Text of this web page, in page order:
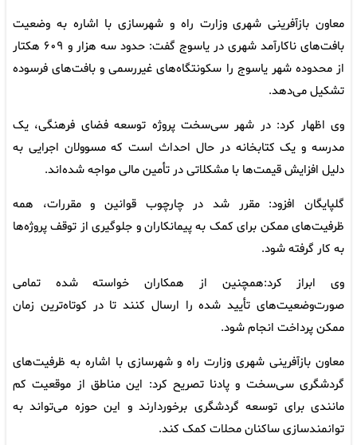
معاون بازآفرینی شهری وزارت راه و شهرسازی با اشاره به وضعیت
بافت‌های ناکارآمد شهری در یاسوج گفت: حدود سه هزار و ۶۰۹ هکتار
از محدوده شهر یاسوج را سکونتگاه‌های غیررسمی و بافت‌های فرسوده
تشکیل می‌دهد.
وی اظهار کرد: در شهر سی‌سخت پروژه توسعه فضای فرهنگی، یک
مدرسه و یک کتابخانه در حال احداث است که مسوولان اجرایی به
دلیل افزایش قیمت‌ها با مشکلاتی در تأمین مالی مواجه شده‌اند.
گلپایگان افزود: مقرر شد در چارچوب قوانین و مقررات، همه
ظرفیت‌های ممکن برای کمک به پیمانکاران و جلوگیری از توقف پروژه‌ها
به کار گرفته شود.
وی ابراز کرد:همچنین از همکاران خواسته شده تمامی
صورت‌وضعیت‌های تأیید شده را ارسال کنند تا در کوتاه‌ترین زمان
ممکن پرداخت انجام شود.
معاون بازآفرینی شهری وزارت راه و شهرسازی با اشاره به ظرفیت‌های
گردشگری سی‌سخت و پادنا تصریح کرد: این مناطق از موقعیت کم
مانندی برای توسعه گردشگری برخوردارند و این حوزه می‌تواند به
توانمندسازی ساکنان محلات کمک کند.